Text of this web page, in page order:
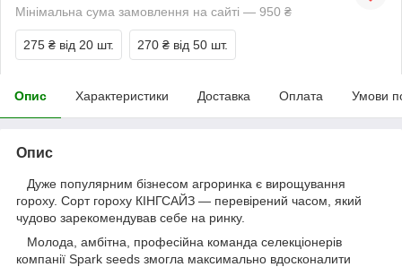
Мінімальна сума замовлення на сайті — 950 ₴
275 ₴ від 20 шт. 270 ₴ від 50 шт.
Опис Характеристики Доставка Оплата Умови
Опис
Дуже популярним бізнесом агроринка є вирощування
гороху. Сорт гороху КІНГСАЙЗ — перевірений часом, який
чудово зарекомендував себе на ринку.
Молода, амбітна, професійна команда селекціонерів
компанії Spark seeds змогла максимально вдосконалити